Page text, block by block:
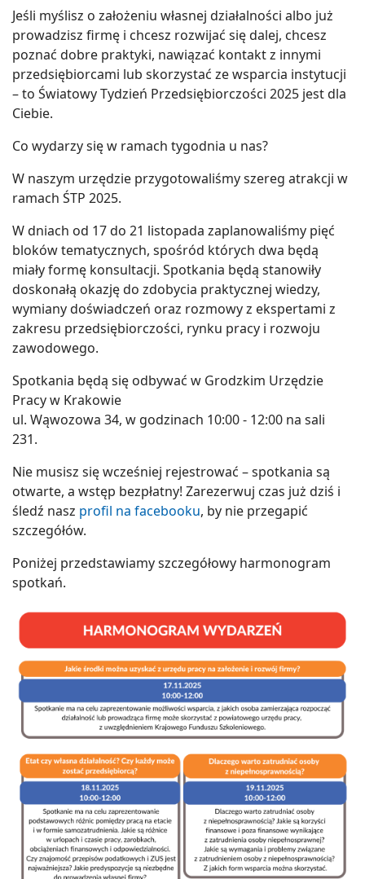
Jeśli myślisz o założeniu własnej działalności albo już
prowadzisz firmę i chcesz rozwijać się dalej, chcesz
poznać dobre praktyki, nawiązać kontakt z innymi
przedsiębiorcami lub skorzystać ze wsparcia instytucji
– to Światowy Tydzień Przedsiębiorczości 2025 jest dla
Ciebie.
Co wydarzy się w ramach tygodnia u nas?
W naszym urzędzie przygotowaliśmy szereg atrakcji w
ramach ŚTP 2025.
W dniach od 17 do 21 listopada zaplanowaliśmy pięć
bloków tematycznych, spośród których dwa będą
miały formę konsultacji. Spotkania będą stanowiły
doskonałą okazję do zdobycia praktycznej wiedzy,
wymiany doświadczeń oraz rozmowy z ekspertami z
zakresu przedsiębiorczości, rynku pracy i rozwoju
zawodowego.
Spotkania będą się odbywać w Grodzkim Urzędzie
Pracy w Krakowie
ul. Wąwozowa 34, w godzinach 10:00 - 12:00 na sali
231.
Nie musisz się wcześniej rejestrować – spotkania są
otwarte, a wstęp bezpłatny! Zarezerwuj czas już dziś i
śledź nasz profil na facebooku, by nie przegapić
szczegółów.
Poniżej przedstawiamy szczegółowy harmonogram
spotkań.